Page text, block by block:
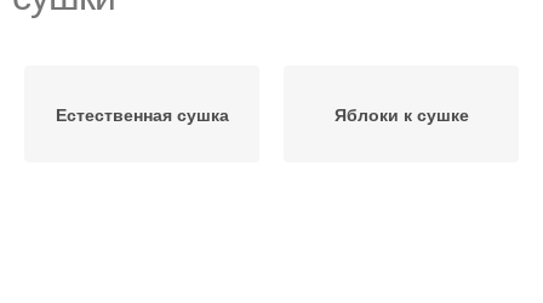
Естественная сушка Яблоки к сушке